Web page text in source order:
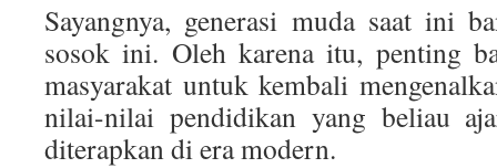
Sayangnya, generasi muda saat ini
sosok ini. Oleh karena itu, penting
masyarakat untuk kembali
nilai-nilai pendidikan yang beliau
diterapkan di era modern.